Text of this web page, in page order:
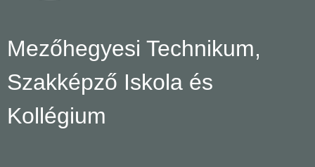
Mezőhegyesi Technikum,
Szakképző Iskola és
Kollégium